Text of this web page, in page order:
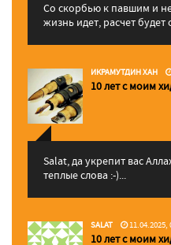
Со скорбью к павшим и
жизнь идет, расчет будет
ИКРАМУТДИН ХАН
10 лет с моим
Salat, да укрепит вас
теплые слова :-)...
SALAT 11.04.2025,
10 лет с моим